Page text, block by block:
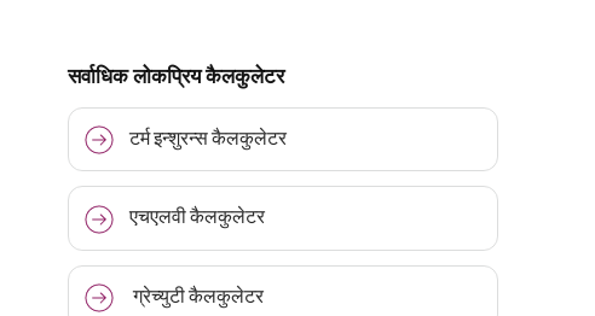
सर्वाधिक लोकप्रिय कैलकुलेटर
टर्म इन्शुरन्स कैलकुलेटर
एचएलवी कैलकुलेटर
ग्रेच्युटी कैलकुलेटर